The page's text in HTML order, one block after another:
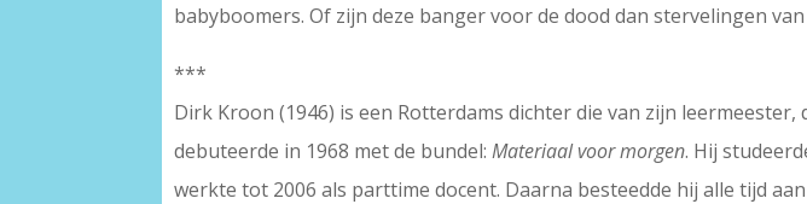
babyboomers. Of zijn deze banger voor de dood dan stervelingen
***
Dirk Kroon (1946) is een Rotterdams dichter die van zijn
debuteerde in 1968 met de bundel:Materiaal voor morgen. Hij
werkte tot 2006 als parttime docent. Daarna besteedde hij alle tijd